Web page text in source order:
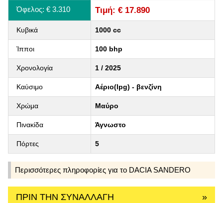
Όφελος: € 3.310 Τιμή: € 17.890
Κυβικά 1000 cc
Ίπποι 100 bhp
Χρονολογία 1 / 2025
Καύσιμο Αέριο(lpg) - βενζίνη
Χρώμα Μαύρο
Πινακίδα Άγνωστο
Πόρτες 5
Περισσότερες πληροφορίες για το DACIA SANDERO
ΠΡΙΝ ΤΗΝ ΣΥΝΑΛΛΑΓΗ »